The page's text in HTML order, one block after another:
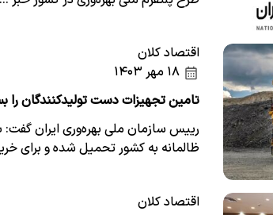
اقتصاد کلان
تامین تجهیزات دست تولیدکنندگان
رییس سازمان ملی بهره‌وری ایران
ظالمانه به کشور تحمیل شده و برای
اقتصاد کلان